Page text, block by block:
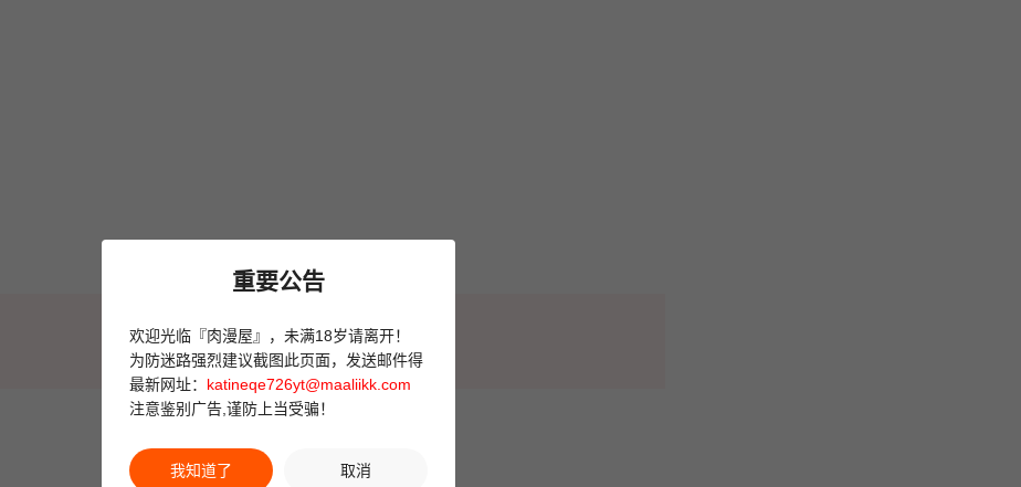
点击重新加载
重要公告
欢迎光临『肉漫屋』，未满18岁请离开！
为防迷路强烈建议截图此页面，发送邮件得
最新网址： katineqe726yt@maaliikk.com
注意鉴别广告,谨防上当受骗！
我知道了 取消